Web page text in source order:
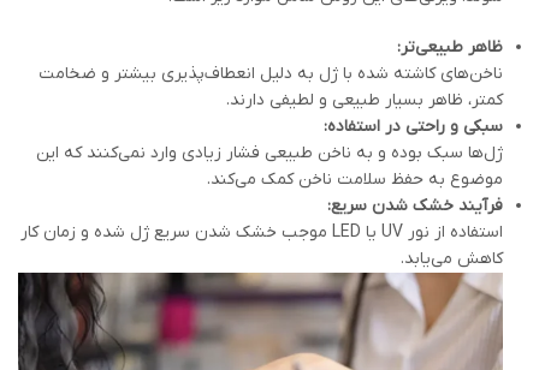
ظاهر طبیعی‌تر:
ناخن‌های کاشته شده با ژل به دلیل انعطاف‌پذیری بیشتر و ضخامت
کمتر، ظاهر بسیار طبیعی و لطیفی دارند.
سبکی و راحتی در استفاده:
ژل‌ها سبک بوده و به ناخن طبیعی فشار زیادی وارد نمی‌کنند که این
موضوع به حفظ سلامت ناخن کمک می‌کند.
فرآیند خشک شدن سریع:
استفاده از نور UV یا LED موجب خشک شدن سریع ژل شده و زمان کار
کاهش می‌یابد.